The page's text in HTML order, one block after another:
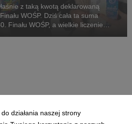
z taką kwotą deklarowaną
WOŚP. Dziś cała ta suma
Finału WOŚP, a wielkie liczenie
działania naszej strony